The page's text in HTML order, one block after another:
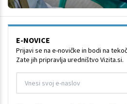
E-NOVICE
Prijavi se na e-novičke in bodi na
Zate jih pripravlja uredništvo Vizita.si.